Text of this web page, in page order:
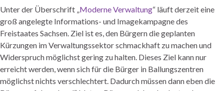
Unter der Überschrift „Moderne Verwaltung“ läuft derzeit eine
groß angelegte Informations- und Imagekampagne des
Freistaates Sachsen. Ziel ist es, den Bürgern die geplanten
Kürzungen im Verwaltungssektor schmackhaft zu machen und
Widerspruch möglichst gering zu halten. Dieses Ziel kann nur
erreicht werden, wenn sich für die Bürger in Ballungszentren
möglichst nichts verschlechtert. Dadurch müssen dann eben die